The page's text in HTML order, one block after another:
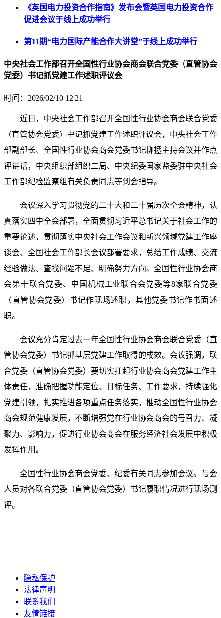
《英国电力投资合作指南》发布会暨英国电力投资合作
促进会议于线上成功举行
第11期“电力国际产能合作大讲堂”于线上成功举行
中央社会工作部召开全国性行业协会商会联合党委（直管协会
党委）书记抓党建工作述职评议会
时间：2026/02/10 12:21
近日，中央社会工作部召开全国性行业协会商会联合党委
（直管协会党委）书记抓党建工作述职评议会，中央社会工作
部副部长、全国性行业协会商会党委书记柳拯主持会议并作点
评讲话，中央组织部组织二局、中央纪委国家监委驻中央社会
工作部纪检监察组有关负责同志等到会指导。
会议深入学习贯彻党的二十大和二十届历次全会精神，认
真落实四中全会部署，全面贯彻习近平总书记关于社会工作的
重要论述，贯彻落实中央社会工作会议和新兴领域党建工作座
谈会、全国社会工作部长会议部署要求，总结工作成绩、交流
经验做法、查找问题不足、明确努力方向。全国性行业协会商
会第十联合党委、中国机械工业联合会党委等8家联合党委
（直管协会党委）书记作现场述职，其他党委书记作书面述
职。
会议充分肯定过去一年全国性行业协会商会联合党委（直
管协会党委）书记抓基层党建工作取得的成效。会议强调，联
合党委（直管协会党委）要切实扛起行业协会商会党建工作主
体责任，准确把握功能定位、目标任务、工作要求，持续强化
党建引领，扎实推进各项重点任务落实，推动全国性行业协会
商会规范健康发展，不断增强党在行业协会商会的号召力、凝
聚力、影响力，促进行业协会商会在服务经济社会发展中积极
发挥作用。
全国性行业协会商会党委、纪委有关同志参加会议。与会
人员对各联合党委（直管协会党委）书记履职情况进行现场测
评。
隐私保护
法律声明
联系我们
友情链接